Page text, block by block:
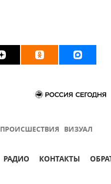
ПРОИСШЕСТВИЯ ВИЗУАЛ
РАДИО КОНТАКТЫ